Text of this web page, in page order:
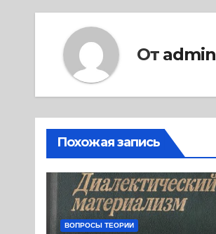
От admin
Похожая запись
ВОПРОСЫ ТЕОРИИ